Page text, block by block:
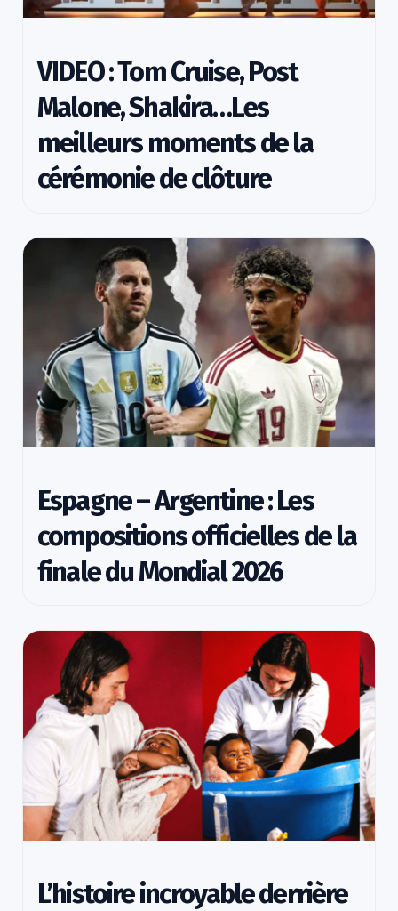
VIDEO : Tom Cruise, Post
Malone, Shakira…Les
meilleurs moments de la
cérémonie de clôture
Espagne – Argentine : Les
compositions officielles de la
finale du Mondial 2026
L’histoire incroyable derrière